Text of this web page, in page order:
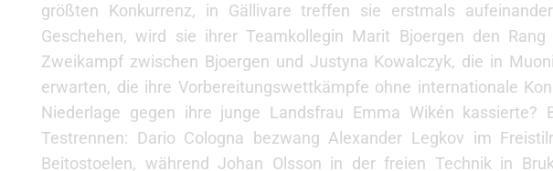
größten Konkurrenz, in Gällivare treffen sie erstmals
Geschehen, wird sie ihrer Teamkollegin Marit Bjoergen den
Zweikampf zwischen Bjoergen und Justyna Kowalczyk, die in
erwarten, die ihre Vorbereitungswettkämpfe ohne internationale
Niederlage gegen ihre junge Landsfrau Emma Wikén
Testrennen: Dario Cologna bezwang Alexander Legkov im
Beitostoelen, während Johan Olsson in der freien Technik in